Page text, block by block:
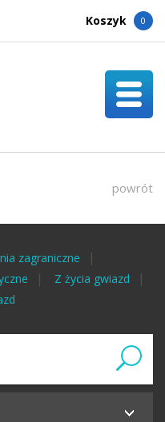
Koszyk 0
powrót
zagraniczne
Z życia gwiazd